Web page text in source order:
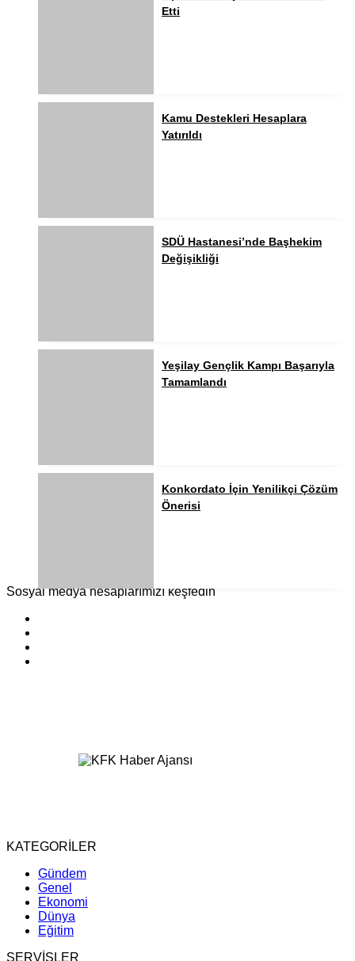
Etti
Kamu Destekleri Hesaplara
Yatırıldı
SDÜ Hastanesi’nde Başhekim
Değişikliği
Yeşilay Gençlik Kampı Başarıyla
Tamamlandı
Konkordato İçin Yenilikçi Çözüm
Önerisi
Sosyal medya hesaplarımızı keşfedin
KATEGORİLER
Gündem
Genel
Ekonomi
Dünya
Eğitim
SERVİSLER